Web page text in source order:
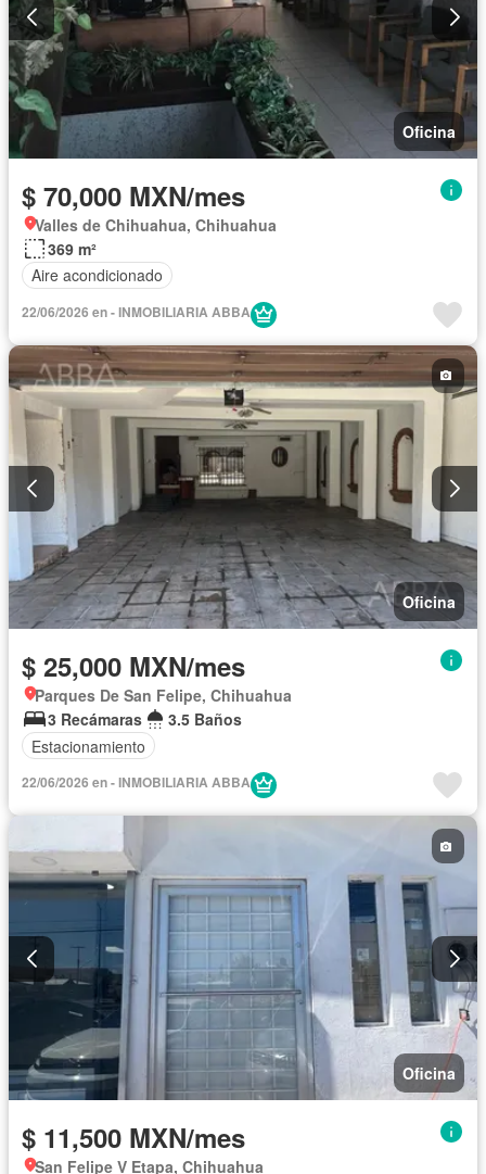
Oficina
$ 70,000 MXN/mes
Valles de Chihuahua, Chihuahua
369 m²
Aire acondicionado
22/06/2026 en - INMOBILIARIA ABBA
Oficina
$ 25,000 MXN/mes
Parques De San Felipe, Chihuahua
3 Recámaras
3.5 Baños
Estacionamiento
22/06/2026 en - INMOBILIARIA ABBA
Oficina
$ 11,500 MXN/mes
San Felipe V Etapa, Chihuahua